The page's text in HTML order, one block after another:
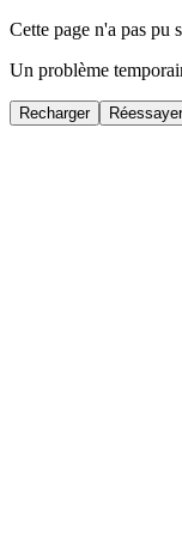
Cette page n'a pas pu
Un problème
Recharger Réessayer